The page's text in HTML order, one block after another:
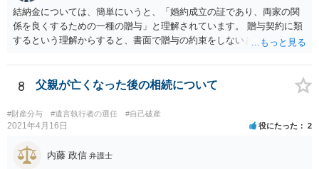
結納金については、簡単にいうと、「婚約成立の証であり、両家の関
係を良くするための一種の贈与」と理解されています。 贈与契約に類
するという理解からすると、書面で贈与の約束をしないと相手方は支
ことは困難です。 くれぐれも今後お気をつけください。 弁護士に対応
を依頼されるのも悪くはありませんが、感情的な理由が強いと思いま
8 父親が亡くなった後の相続について
#財産分与 #遺言執行者の選任 #自己破産
2021年4月16日 役にたった 2
内藤 政信 弁護士